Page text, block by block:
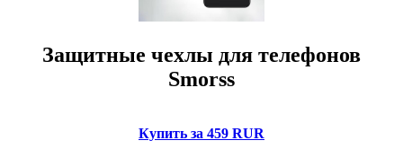
Защитные чехлы для телефонов
Smorss
Купить за 459 RUR